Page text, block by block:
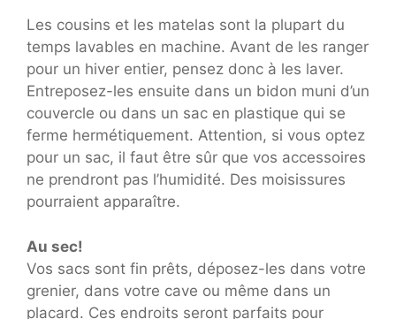
Les cousins et les matelas sont la plupart du
temps lavables en machine. Avant de les ranger
pour un hiver entier, pensez donc à les laver.
Entreposez-les ensuite dans un bidon muni d’un
couvercle ou dans un sac en plastique qui se
ferme hermétiquement. Attention, si vous optez
pour un sac, il faut être sûr que vos accessoires
ne prendront pas l’humidité. Des moisissures
pourraient apparaître.
Au sec!
Vos sacs sont fin prêts, déposez-les dans votre
grenier, dans votre cave ou même dans un
placard. Ces endroits seront parfaits pour